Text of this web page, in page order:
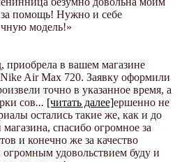
за помощь! Нужно и себе
модель!»
приобрела в вашем магазине
Air Max 720. Заявку оформили
точно в указанное время, а
сов... [читать далее]ершенно не
остались такие же, как и до
спасибо огромное за
и конечно же за качество
удовольствием буду и